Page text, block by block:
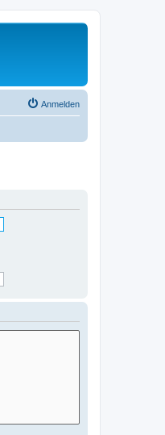
Anmelden